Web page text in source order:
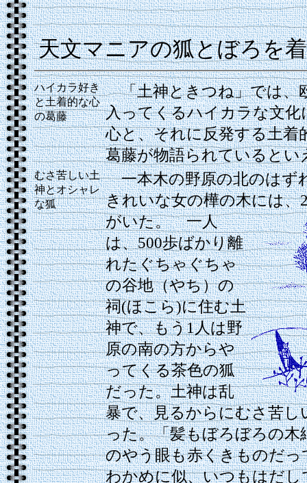
天文マニアの狐とぼろを
ハイカラ好き
と土着的な心
の葛藤
「土神ときつね」では、
入ってくるハイカラな文化
心と、それに反発する土着
葛藤が物語られているとい
むさ苦しい土
神とオシャレ
な狐
一本木の野原の北のはず
きれいな女の樺の木には、
がいた。一人
は、500歩ばかり離
れたぐちゃぐちゃ
の谷地（やち）の
祠(ほこら)に住む土
神で、もう1人は野
原の南の方からや
ってくる茶色の狐
だった。土神は乱
暴で、見るからにむさ苦し
った。「髪もぼろぼろの木
のやう眼も赤くきものだっ
わかめに似、いつもはだし